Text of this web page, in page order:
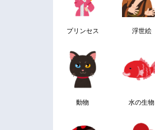
プリンセス 浮世絵
動物 水の生物